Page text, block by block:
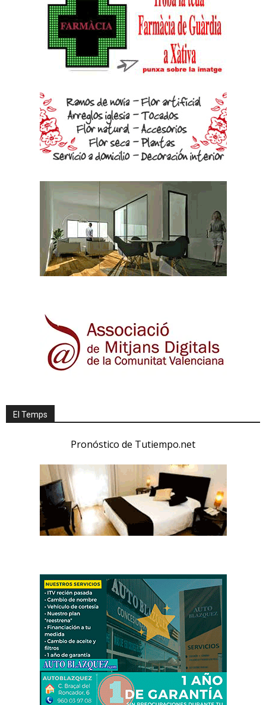
El Temps
Pronóstico de Tutiempo.net